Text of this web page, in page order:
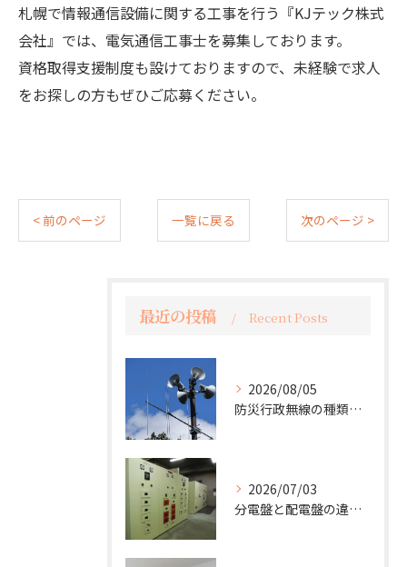
札幌で情報通信設備に関する工事を行う『KJテック株式
会社』では、電気通信工事士を募集しております。
資格取得支援制度も設けておりますので、未経験で求人
をお探しの方もぜひご応募ください。
< 前のページ 一覧に戻る 次のページ >
最近の投稿 Recent Posts
2026/08/05
防災行政無線の種類について
2026/07/03
分電盤と配電盤の違いは？